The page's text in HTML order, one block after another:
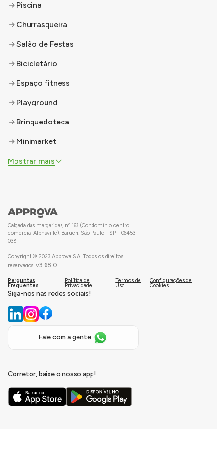
Piscina
Churrasqueira
Salão de Festas
Bicicletário
Espaço fitness
Playground
Brinquedoteca
Minimarket
Mostrar mais
Calçada das margaridas, nº 163 (Condomínio centro
comercial Alphaville), Barueri, São Paulo - SP - 06453-
038
Copyright © 2023 Approva S.A. Todos os direitos
reservados. v3.68.0
Perguntas
Frequentes
Política de
Privacidade
Termos de
Uso
Configurações de
Cookies
Siga-nos nas redes sociais!
Fale com a gente:
Corretor, baixe o nosso app!